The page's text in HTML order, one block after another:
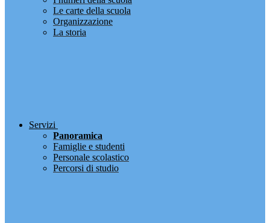
Le carte della scuola
Organizzazione
La storia
Servizi
Panoramica
Famiglie e studenti
Personale scolastico
Percorsi di studio